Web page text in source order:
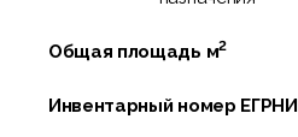
Общая площадь м2
Инвентарный номер ЕГРНИ